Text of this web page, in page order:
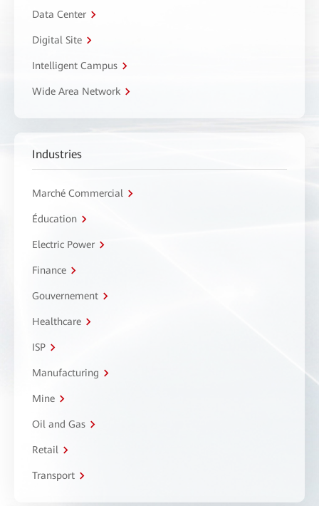
Data Center
Digital Site
Intelligent Campus
Wide Area Network
Industries
Marché Commercial
Éducation
Electric Power
Finance
Gouvernement
Healthcare
ISP
Manufacturing
Mine
Oil and Gas
Retail
Transport